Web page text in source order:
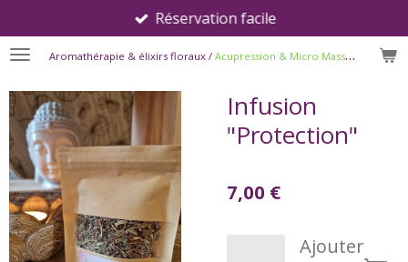
au
contenuAromathérapie & élixirs floraux / Acupression & Micro Massages®
Réservation facile
Infusion
"Protection"
7,00 €
Ajouter